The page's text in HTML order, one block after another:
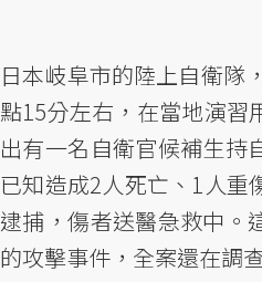
日本岐阜市的陸上自衛隊
點15分左右，在當地演習
出有一名自衛官候補生持
已知造成2人死亡、1人重
逮捕，傷者送醫急救中。
的攻擊事件，全案還在調